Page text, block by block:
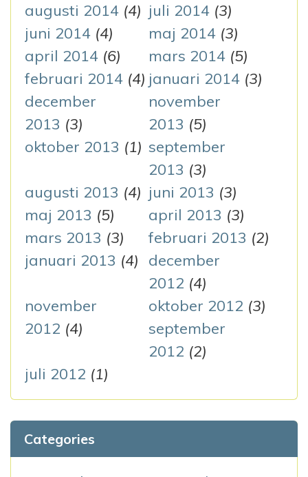
augusti 2014 (4) juli 2014 (3)
juni 2014 (4) maj 2014 (3)
april 2014 (6) mars 2014 (5)
februari 2014 (4) januari 2014 (3)
december
2013 (3)
november
2013 (5)
oktober 2013 (1) september
2013 (3)
augusti 2013 (4) juni 2013 (3)
maj 2013 (5) april 2013 (3)
mars 2013 (3) februari 2013 (2)
januari 2013 (4)
december
2012 (4)
november
2012 (4)
oktober 2012 (3)
september
2012 (2)
juli 2012 (1)
Categories